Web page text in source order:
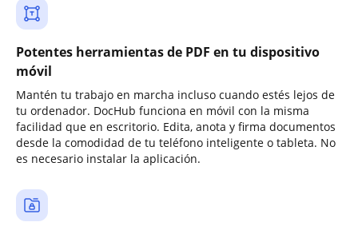
Potentes herramientas de PDF en tu dispositivo
móvil
Mantén tu trabajo en marcha incluso cuando estés lejos de
tu ordenador. DocHub funciona en móvil con la misma
facilidad que en escritorio. Edita, anota y firma documentos
desde la comodidad de tu teléfono inteligente o tableta. No
es necesario instalar la aplicación.